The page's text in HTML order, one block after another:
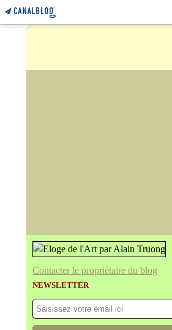
Contacter le propriétaire du blog
NEWSLETTER